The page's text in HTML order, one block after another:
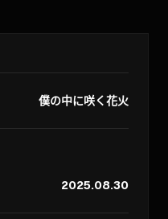
僕の中に咲く花火
2025.08.30